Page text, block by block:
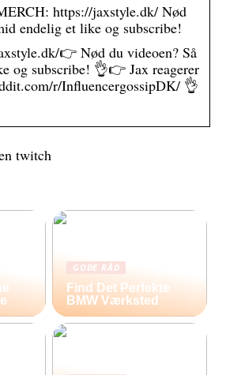
https://jaxstyle.dk/ Nød
endelig et like og subscribe!
👉 Nød du videoen? Så
og subscribe! 👌👉 Jax reagerer
r/InfluencergossipDK/ 👌
twitch
GODE RÅD
Find Det Perfekte
BMW Værksted